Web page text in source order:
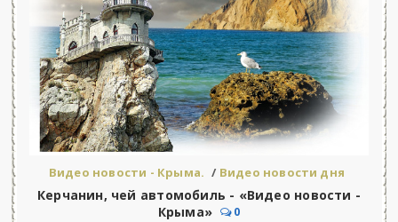
Видео новости - Крыма. / Видео новости дня
Керчанин, чей автомобиль - «Видео новости -
Крыма»
0